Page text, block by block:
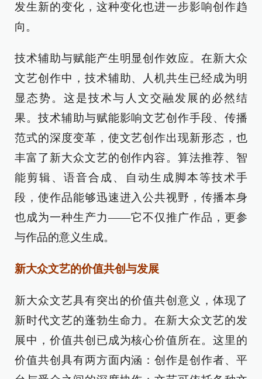
发生新的变化，这种变化也进一步影响创作趋
向。
技术辅助与赋能产生明显创作效应。在新大众
文艺创作中，技术辅助、人机共生已经成为明
显态势。这是技术与人文交融发展的必然结
果。技术辅助与赋能影响文艺创作手段、传播
范式的深度变革，使文艺创作出现新形态，也
丰富了新大众文艺的创作内容。算法推荐、智
能剪辑、语音合成、自动生成脚本等技术手
段，使作品能够迅速进入公共视野，传播本身
也成为一种生产力——它不仅推广作品，更参
与作品的意义生成。
新大众文艺的价值共创与发展
新大众文艺具有突出的价值共创意义，体现了
新时代文艺的蓬勃生命力。在新大众文艺的发
展中，价值共创已成为核心价值所在。这里的
价值共创具有两方面内涵：创作是创作者、平